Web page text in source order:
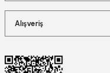
Alışveriş